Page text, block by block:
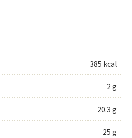
385 kcal
2 g
20.3 g
25 g